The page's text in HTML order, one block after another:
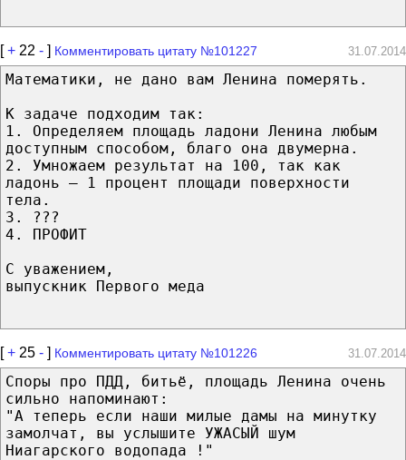
[+ 22 - ] Комментировать цитату №101227 31.07.2014
Математики, не дано вам Ленина померять.
К задаче подходим так:
1. Определяем площадь ладони Ленина любым
доступным способом, благо она двумерна.
2. Умножаем результат на 100, так как
ладонь ― 1 процент площади поверхности
тела.
3. ???
4. ПРОФИТ
С уважением,
выпускник Первого меда
[+ 25 - ] Комментировать цитату №101226 31.07.2014
Споры про ПДД, битьё, площадь Ленина очень
сильно напоминают:
"А теперь если наши милые дамы на минутку
замолчат, вы услышите УЖАСЫЙ шум
Hиагарского водопада !"